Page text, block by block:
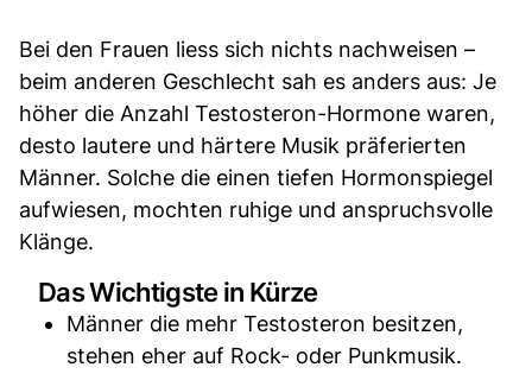
Bei den Frauen liess sich nichts nachweisen –
beim anderen Geschlecht sah es anders aus: Je
höher die Anzahl Testosteron-Hormone waren,
desto lautere und härtere Musik präferierten
Männer. Solche die einen tiefen Hormonspiegel
aufwiesen, mochten ruhige und anspruchsvolle
Klänge.
Das Wichtigste in Kürze
Männer die mehr Testosteron besitzen,
stehen eher auf Rock- oder Punkmusik.